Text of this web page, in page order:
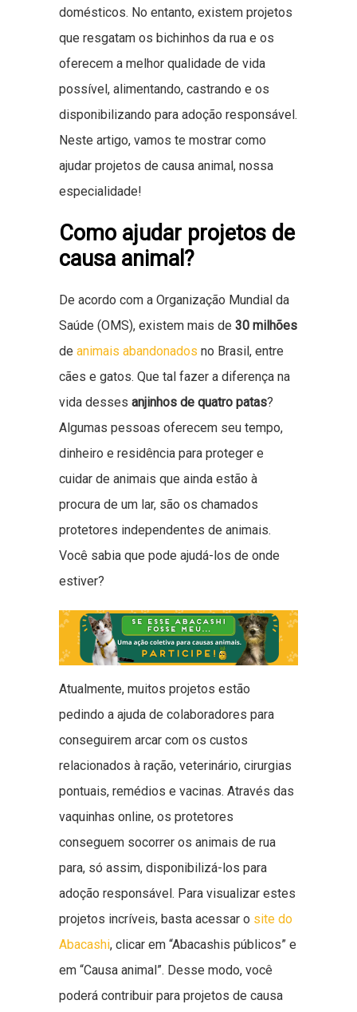
domésticos. No entanto, existem projetos
que resgatam os bichinhos da rua e os
oferecem a melhor qualidade de vida
possível, alimentando, castrando e os
disponibilizando para adoção responsável.
Neste artigo, vamos te mostrar como
ajudar projetos de causa animal, nossa
especialidade!
Como ajudar projetos de
causa animal?
De acordo com a Organização Mundial da
Saúde (OMS), existem mais de 30 milhões
de animais abandonados no Brasil, entre
cães e gatos. Que tal fazer a diferença na
vida desses anjinhos de quatro patas?
Algumas pessoas oferecem seu tempo,
dinheiro e residência para proteger e
cuidar de animais que ainda estão à
procura de um lar, são os chamados
protetores independentes de animais.
Você sabia que pode ajudá-los de onde
estiver?
Atualmente, muitos projetos estão
pedindo a ajuda de colaboradores para
conseguirem arcar com os custos
relacionados à ração, veterinário, cirurgias
pontuais, remédios e vacinas. Através das
vaquinhas online, os protetores
conseguem socorrer os animais de rua
para, só assim, disponibilizá-los para
adoção responsável. Para visualizar estes
projetos incríveis, basta acessar o site do
Abacashi, clicar em “Abacashis públicos” e
em “Causa animal”. Desse modo, você
poderá contribuir para projetos de causa